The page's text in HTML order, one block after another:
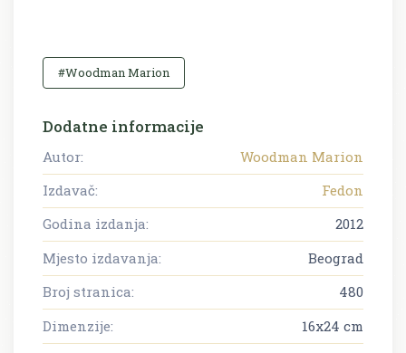
#Woodman Marion
Dodatne informacije
Autor:
Woodman Marion
Izdavač:
Fedon
Godina izdanja:
2012
Mjesto izdavanja:
Beograd
Broj stranica:
480
Dimenzije:
16x24 cm